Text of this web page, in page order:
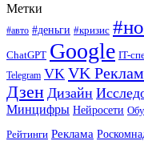
Метки
#авто #деньги #кризис
ChatGPT Google IT-
Telegram VK VK
Дзен Дизайн
Минцифры Нейросети
Рейтинги Реклама